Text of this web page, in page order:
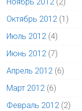
Ноябрь 2012 (2)
Октябрь 2012 (1)
Июль 2012 (4)
Июнь 2012 (7)
Апрель 2012 (6)
Март 2012 (6)
Февраль 2012 (2)